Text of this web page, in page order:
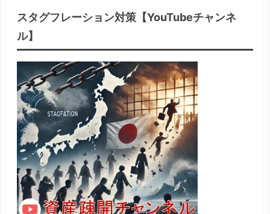
スタグフレーション対策【YouTubeチャンネ
ル】